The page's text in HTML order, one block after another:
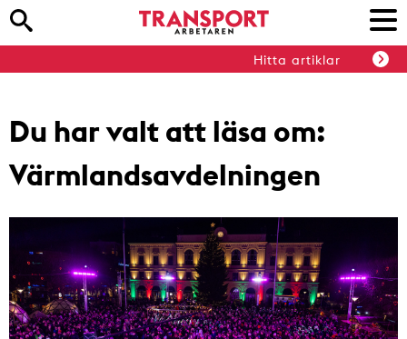
Hitta artiklar
Du har valt att läsa om:
Värmlandsavdelningen